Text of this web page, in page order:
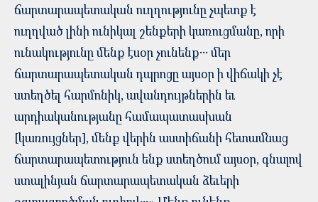
ճարտարապետական ուղղությունը չպետք է
ուղղված լինի ունիկալ շենքերի կառուցմանը, որի
ունակությունը մենք էսօր չունենք․․․ մեր
ճարտարապետական դպրոցը այսօր ի վիճակի չէ
ստեղծել հարմոնիկ, ավանդույթներին եւ
արդիականությանը համապատասխան
[կառույցներ], մենք վերին աստիճանի հետամնաց
ճարտարապետություն ենք ստեղծում այսօր, գնալով
ստալինյան ճարտարապետական ձեւերի